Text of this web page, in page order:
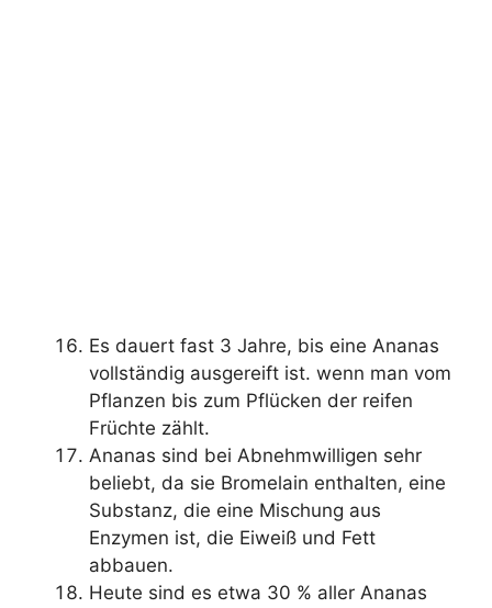
Es dauert fast 3 Jahre, bis eine Ananas
vollständig ausgereift ist. wenn man vom
Pflanzen bis zum Pflücken der reifen
Früchte zählt.
Ananas sind bei Abnehmwilligen sehr
beliebt, da sie Bromelain enthalten, eine
Substanz, die eine Mischung aus
Enzymen ist, die Eiweiß und Fett
abbauen.
Heute sind es etwa 30 % aller Ananas